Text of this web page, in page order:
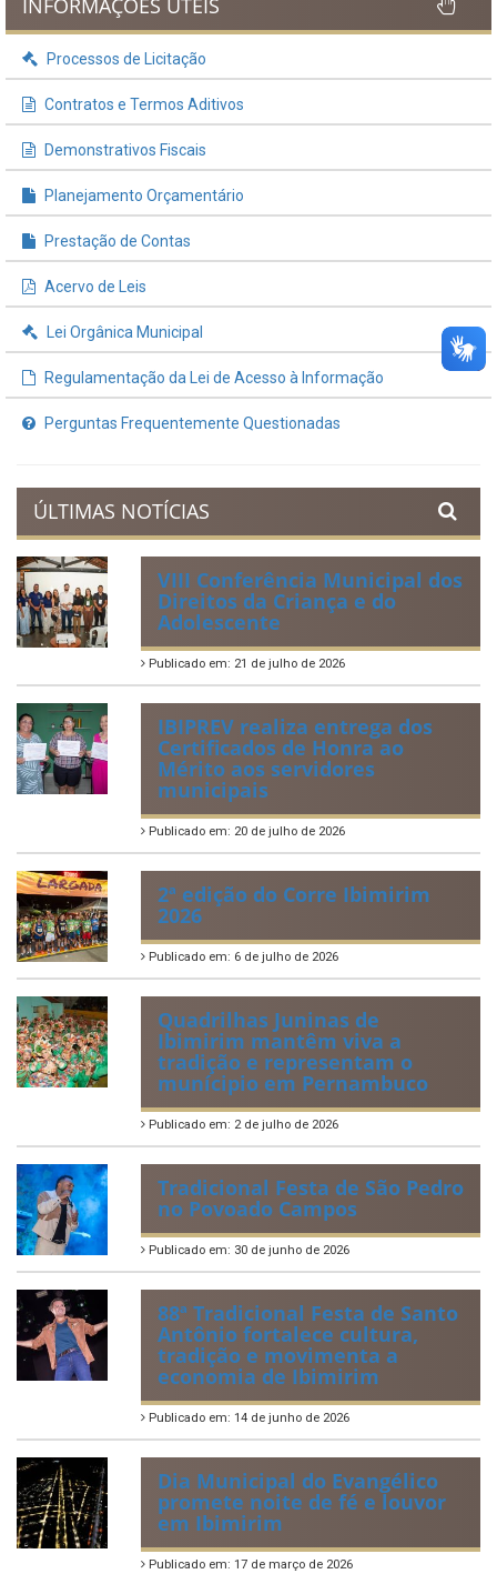
Processos de Licitação
Contratos e Termos Aditivos
Demonstrativos Fiscais
Planejamento Orçamentário
Prestação de Contas
Acervo de Leis
Lei Orgânica Municipal
Regulamentação da Lei de Acesso à Informação
Perguntas Frequentemente Questionadas
ÚLTIMAS NOTÍCIAS
VIII Conferência Municipal dos
Direitos da Criança e do
Adolescente
Publicado em: 21 de julho de 2026
IBIPREV realiza entrega dos
Certificados de Honra ao
Mérito aos servidores
municipais
Publicado em: 20 de julho de 2026
2ª edição do Corre Ibimirim
2026
Publicado em: 6 de julho de 2026
Quadrilhas Juninas de
Ibimirim mantêm viva a
tradição e representam o
munícipio em Pernambuco
Publicado em: 2 de julho de 2026
Tradicional Festa de São Pedro
no Povoado Campos
Publicado em: 30 de junho de 2026
88ª Tradicional Festa de Santo
Antônio fortalece cultura,
tradição e movimenta a
economia de Ibimirim
Publicado em: 14 de junho de 2026
Dia Municipal do Evangélico
promete noite de fé e louvor
em Ibimirim
Publicado em: 17 de março de 2026